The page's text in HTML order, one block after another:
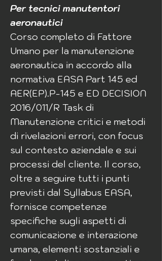
Per tecnici manutentori
aeronautici
Corso completo di Fattore
Umano per la manutenzione
aeronautica in accordo alla
normativa EASA Part 145 ed
AER(EP).P-145 e ED DECISION
2016/011/R Task di
Manutenzione critici e metodi
di rivelazioni errori, con focus
sul contesto aziendale e sui
processi del cliente. Il corso,
oltre a seguire tutti i punti
previsti dal Syllabus EASA,
fornisce competenze
specifiche sugli aspetti di
comunicazione e interazione
umana, elementi sostanziali e